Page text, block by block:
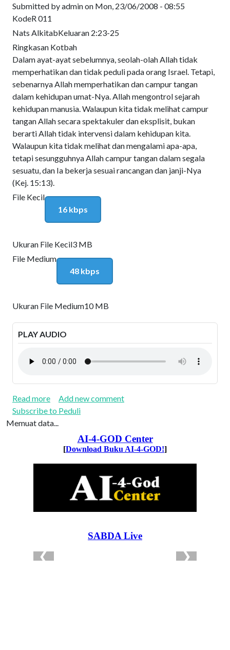
Submitted byadminon Mon, 23/06/2008 - 08:55
KodeR 011
Nats AlkitabKeluaran 2:23-25
Ringkasan Kotbah
Dalam ayat-ayat sebelumnya, seolah-olah Allah tidak
memperhatikan dan tidak peduli pada orang Israel. Tetapi,
sebenarnya Allah memperhatikan dan campur tangan
dalam kehidupan umat-Nya. Allah mengontrol sejarah
kehidupan manusia. Walaupun kita tidak melihat campur
tangan Allah secara spektakuler dan eksplisit, bukan
berarti Allah tidak intervensi dalam kehidupan kita.
Walaupun kita tidak melihat dan mengalami apa-apa,
tetapi sesungguhnya Allah campur tangan dalam segala
sesuatu, dan Ia bekerja sesuai rancangan dan janji-Nya
(Kej. 15:13).
File Kecil
16 kbps
Ukuran File Kecil3 MB
File Medium
48 kbps
Ukuran File Medium10 MB
PLAY AUDIO
Read moreabout Allah yang Selalu Memperhatikan dan
Add new comment
Subscribe to Peduli
Memuat data...